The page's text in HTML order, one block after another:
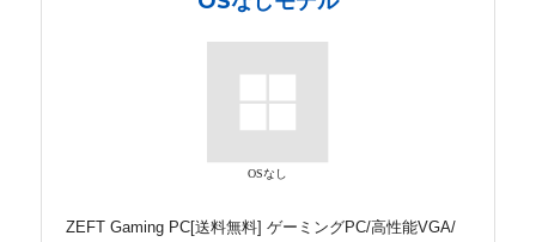
OSなし
ZEFT Gaming PC[送料無料] ゲーミングPC/高性能VGA/